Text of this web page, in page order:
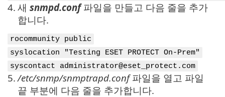
4. 새 snmpd.conf파일을 만들고 다음 줄을 추가
합니다.
rocommunity public
syslocation "Testing ESET PROTECT On-Prem"
syscontact administrator@eset_protect.com
5. /etc/snmp/snmptrapd.conf파일을 열고 파일
끝 부분에 다음 줄을 추가합니다.